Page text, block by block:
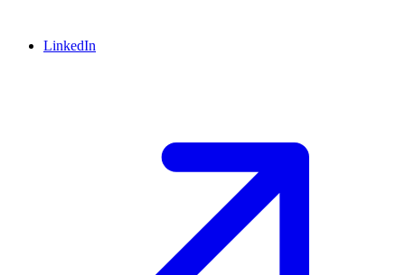
LinkedIn